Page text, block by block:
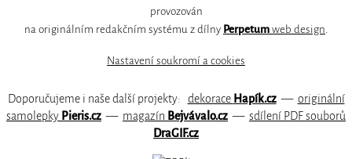
provozován
na originálním redakčním systému z dílny Perpetum web design
Nastavení soukromí a cookies
Doporučujeme i naše další projekty: dekorace Hapík.cz— originální
samolepky Pieris.cz — magazín Bejvávalo.cz — sdílení PDF souborů
DraGIF.cz